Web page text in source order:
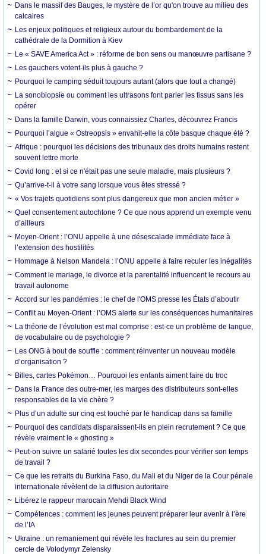
Dans le massif des Bauges, le mystère de l’or qu'on trouve au milieu des
calcaires
Les enjeux politiques et religieux autour du bombardement de la
cathédrale de la Dormition à Kiev
Le « SAVE America Act » : réforme de bon sens ou manœuvre partisane ?
Les gauchers votent-ils plus à gauche ?
Pourquoi le camping séduit toujours autant (alors que tout a changé)
La sonobiopsie ou comment les ultrasons font parler les tissus sans les
opérer
Dans la famille Darwin, vous connaissiez Charles, découvrez Francis
Pourquoi l’algue « Ostreopsis » envahit-elle la côte basque chaque été ?
Afrique : pourquoi les décisions des tribunaux des droits humains restent
souvent lettre morte
Covid long : et si ce n'était pas une seule maladie, mais plusieurs ?
Qu’arrive-t-il à votre sang lorsque vous êtes stressé ?
« Vos trajets quotidiens sont plus dangereux que mon ancien métier »
Quel consentement autochtone ? Ce que nous apprend un exemple venu
d’ailleurs
Moyen-Orient : l’ONU appelle à une désescalade immédiate face à
l’extension des hostilités
Hommage à Nelson Mandela : l’ONU appelle à faire reculer les inégalités
Comment le mariage, le divorce et la parentalité influencent le recours au
travail autonome
Accord sur les pandémies : le chef de l'OMS presse les États d’aboutir
Conflit au Moyen-Orient : l’OMS alerte sur les conséquences humanitaires
La théorie de l’évolution est mal comprise : est-ce un problème de langue,
de vocabulaire ou de psychologie ?
Les ONG à bout de souffle : comment réinventer un nouveau modèle
d’organisation ?
Billes, cartes Pokémon… Pourquoi les enfants aiment faire du troc
Dans la France des outre-mer, les marges des distributeurs sont-elles
responsables de la vie chère ?
Plus d’un adulte sur cinq est touché par le handicap dans sa famille
Pourquoi des candidats disparaissent-ils en plein recrutement ? Ce que
révèle vraiment le « ghosting »
Peut-on suivre un salarié toutes les dix secondes pour vérifier son temps
de travail ?
Ce que les retraits du Burkina Faso, du Mali et du Niger de la Cour pénale
internationale révèlent de la diffusion autoritaire
Libérez le rappeur marocain Mehdi Black Wind
Compétences : comment les jeunes peuvent préparer leur avenir à l’ère
de l’IA
Ukraine : un remaniement qui révèle les fractures au sein du premier
cercle de Volodymyr Zelensky